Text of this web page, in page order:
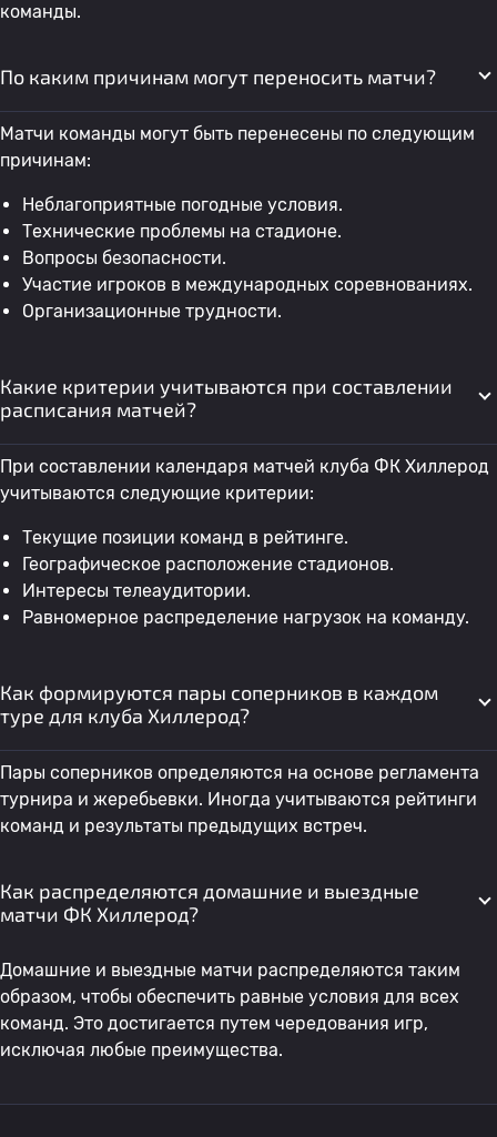
команды.
По каким причинам могут переносить матчи?
Матчи команды могут быть перенесены по следующим
причинам:
Неблагоприятные погодные условия.
Технические проблемы на стадионе.
Вопросы безопасности.
Участие игроков в международных соревнованиях.
Организационные трудности.
Какие критерии учитываются при составлении
расписания матчей?
При составлении календаря матчей клуба ФК Хиллерод
учитываются следующие критерии:
Текущие позиции команд в рейтинге.
Географическое расположение стадионов.
Интересы телеаудитории.
Равномерное распределение нагрузок на команду.
Как формируются пары соперников в каждом
туре для клуба Хиллерод?
Пары соперников определяются на основе регламента
турнира и жеребьевки. Иногда учитываются рейтинги
команд и результаты предыдущих встреч.
Как распределяются домашние и выездные
матчи ФК Хиллерод?
Домашние и выездные матчи распределяются таким
образом, чтобы обеспечить равные условия для всех
команд. Это достигается путем чередования игр,
исключая любые преимущества.